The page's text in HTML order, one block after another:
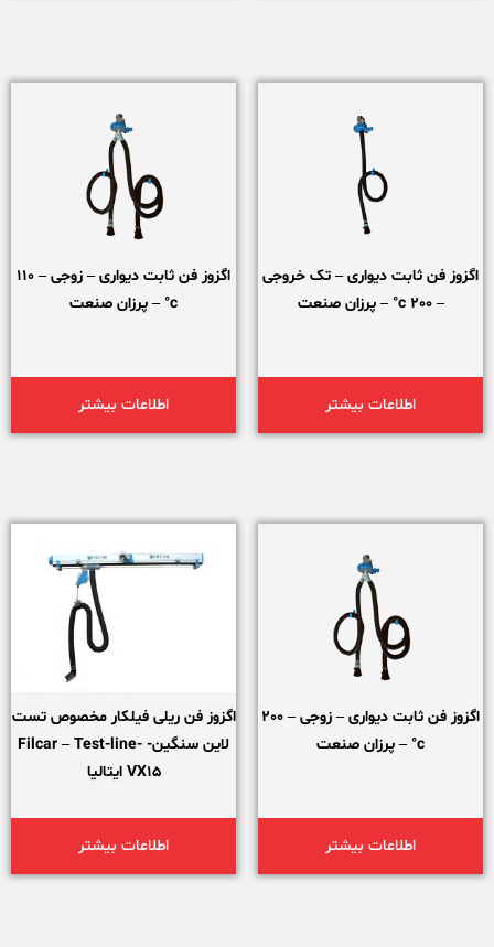
اگزوز فن ثابت دیواری – تک خروجی
– 200 c° – پرزان صنعت
اطلاعات بیشتر
اگزوز فن ثابت دیواری – زوجی – 110
c° – پرزان صنعت
اطلاعات بیشتر
اگزوز فن ثابت دیواری – زوجی – 200
c° – پرزان صنعت
اطلاعات بیشتر
اگزوز فن ریلی فیلکار مخصوص تست
لاین سنگین- Filcar – Test-line-
VX15 ایتالیا
اطلاعات بیشتر